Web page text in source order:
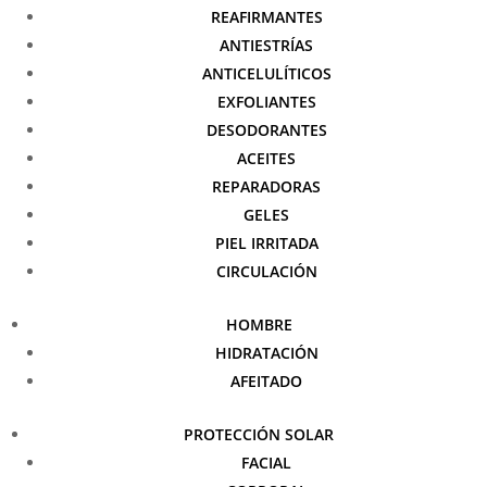
REAFIRMANTES
ANTIESTRÍAS
ANTICELULÍTICOS
EXFOLIANTES
DESODORANTES
ACEITES
REPARADORAS
GELES
PIEL IRRITADA
CIRCULACIÓN
HOMBRE
HIDRATACIÓN
AFEITADO
PROTECCIÓN SOLAR
FACIAL